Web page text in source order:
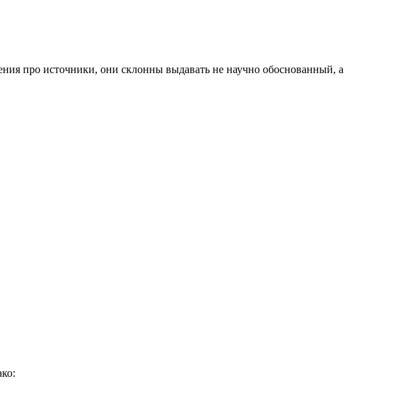
про источники, они склонны выдавать не научно обоснованный, а